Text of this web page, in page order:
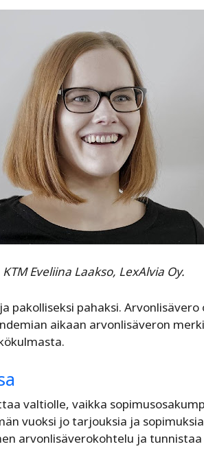
Eveliina Laakso, LexAlvia Oy.
pakolliseksi pahaksi. Arvonlisävero
aikaan arvonlisäveron
valtiolle, vaikka
vuoksi jo tarjouksia ja
arvonlisäverokohtelu ja